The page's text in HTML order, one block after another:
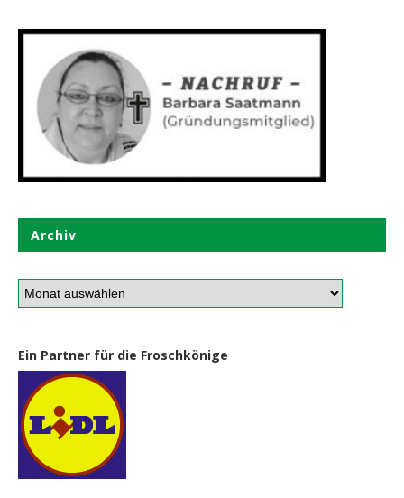
Archiv
Ein Partner für die Froschkönige